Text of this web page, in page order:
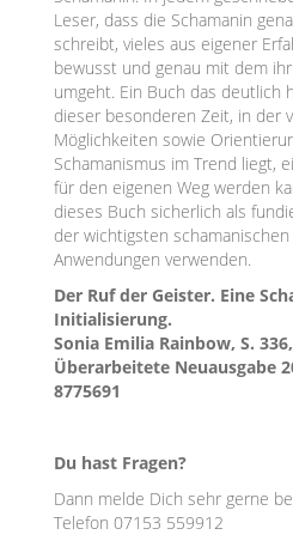
Leser, dass die Schamanin
schreibt, vieles aus eigener
bewusst und genau mit dem
umgeht. Ein Buch das deutlich
dieser besonderen Zeit, in der
Möglichkeiten sowie
Schamanismus im Trend liegt,
für den eigenen Weg werden
dieses Buch sicherlich als
der wichtigsten
Anwendungen verwenden.
Der Ruf der Geister. Eine
Initialisierung.
Sonia Emilia Rainbow, S.
Überarbeitete Neuausgabe
8775691
Du hast Fragen?
Dann melde Dich sehr gerne
Telefon 07153 559912